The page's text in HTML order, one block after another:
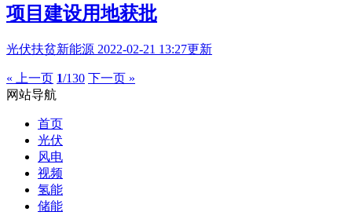
项目建设用地获批
光伏扶贫新能源 2022-02-21 13:27更新
« 上一页 1/130 下一页 »
网站导航
首页
光伏
风电
视频
氢能
储能